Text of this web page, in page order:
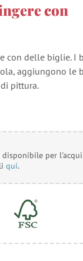
con
con delle biglie. I
aggiungono le
pittura.
per
qui.